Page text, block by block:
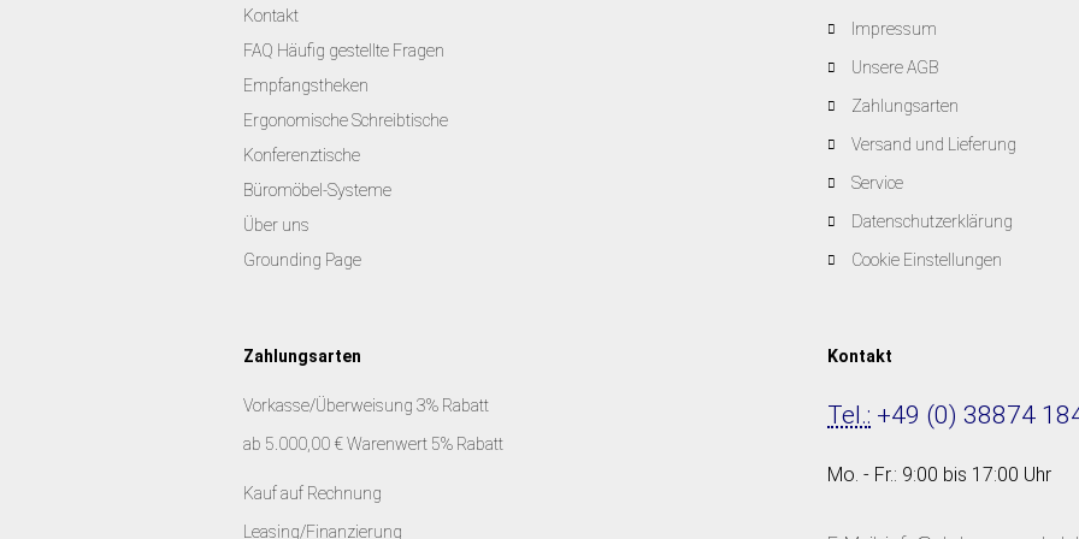
Kontakt
FAQ Häufig gestellte Fragen
Empfangstheken
Ergonomische Schreibtische
Konferenztische
Büromöbel-Systeme
Über uns
Grounding Page
Impressum
Unsere AGB
Zahlungsarten
Versand und Lieferung
Service
Datenschutzerklärung
Cookie Einstellungen
Zahlungsarten
Vorkasse/Überweisung 3% Rabatt
ab 5.000,00 € Warenwert 5% Rabatt
Kauf auf Rechnung
Leasing/Finanzierung
Kontakt
Tel.: +49 (0) 38874
Mo. - Fr.: 9:00 bis 17:00 Uhr